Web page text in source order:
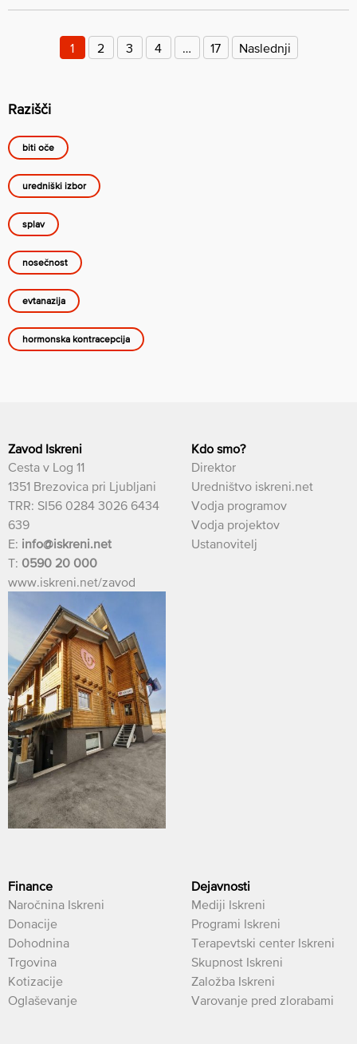
prispevkov
1 2 3 4 17 Naslednji
Razišči
biti oče
uredniški izbor
splav
nosečnost
evtanazija
hormonska kontracepcija
Zavod Iskreni
Cesta v Log 11
1351 Brezovica pri Ljubljani
TRR: SI56 0284 3026 6434
639
E: info@iskreni.net
T: 0590 20 000
www.iskreni.net/zavod
Kdo smo?
Direktor
Uredništvo iskreni.net
Vodja programov
Vodja projektov
Ustanovitelj
Finance
Naročnina Iskreni
Donacije
Dohodnina
Trgovina
Kotizacije
Oglaševanje
Dejavnosti
Mediji Iskreni
Programi Iskreni
Terapevtski center Iskreni
Skupnost Iskreni
Založba Iskreni
Varovanje pred zlorabami